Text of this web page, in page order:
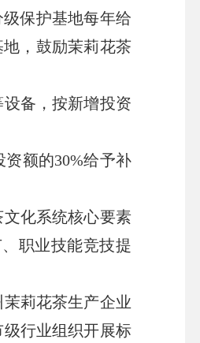
保护基地每年给
地 ， 鼓励茉莉花茶
备，按新增投资
额的30%给予补
化系统核心要素
职业技能竞技提
莉花茶生产企业
行业组织开展标